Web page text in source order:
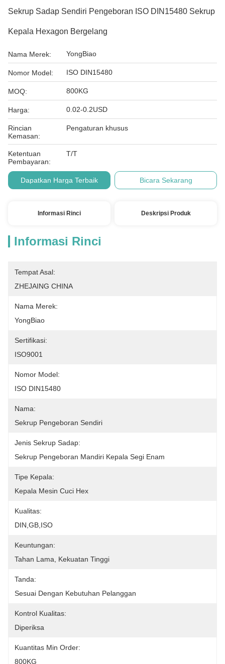
Sekrup Sadap Sendiri Pengeboran ISO DIN15480 Sekrup
Kepala Hexagon Bergelang
Nama Merek: YongBiao
Nomor Model: ISO DIN15480
MOQ: 800KG
Harga: 0.02-0.2USD
Rincian
Kemasan:
Pengaturan khusus
Ketentuan
Pembayaran:
T/T
Dapatkan Harga Terbaik Bicara Sekarang
Informasi Rinci Deskripsi Produk
Informasi Rinci
Tempat Asal:
ZHEJAING CHINA
Nama Merek:
YongBiao
Sertifikasi:
ISO9001
Nomor Model:
ISO DIN15480
Nama:
Sekrup Pengeboran Sendiri
Jenis Sekrup Sadap:
Sekrup Pengeboran Mandiri Kepala Segi Enam
Tipe Kepala:
Kepala Mesin Cuci Hex
Kualitas:
DIN,GB,ISO
Keuntungan:
Tahan Lama, Kekuatan Tinggi
Tanda:
Sesuai Dengan Kebutuhan Pelanggan
Kontrol Kualitas:
Diperiksa
Kuantitas Min Order:
800KG